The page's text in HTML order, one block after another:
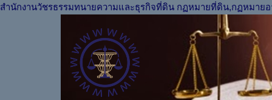
สำนักงานวัชรธรรมทนายความและธุรกิจที่ดิน กฏหมายที่ดิน,กฏหมาย